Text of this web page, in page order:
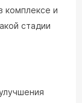
комплексе и
стадии